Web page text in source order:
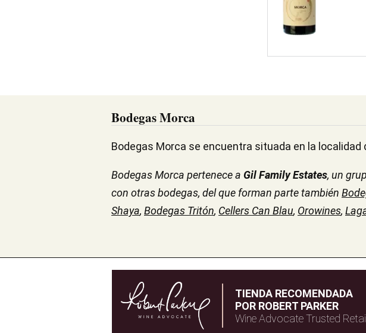
Bodegas Morca
Bodegas Morca se encuentra situada en la localidad
Bodegas Morca pertenece a Gil Family Estates, un
con otras bodegas, del que forman parte también
Shaya, Bodegas Tritón, Cellers Can Blau, Orowines,
TIENDA RECOMENDADA
POR ROBERT PARKER
Wine Advocate Trusted